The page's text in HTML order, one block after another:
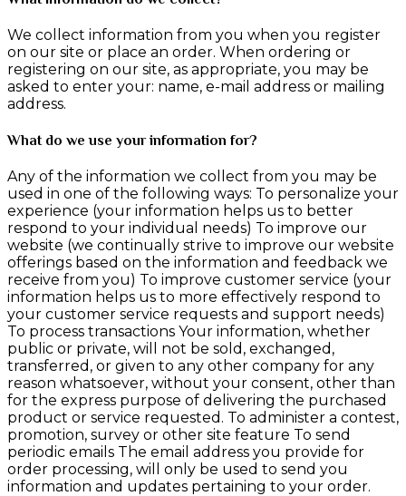
We collect information from you when you register
on our site or place an order. When ordering or
registering on our site, as appropriate, you may be
asked to enter your: name, e-mail address or mailing
address.
What do we use your information for?
Any of the information we collect from you may be
used in one of the following ways: To personalize your
experience (your information helps us to better
respond to your individual needs) To improve our
website (we continually strive to improve our website
offerings based on the information and feedback we
receive from you) To improve customer service (your
information helps us to more effectively respond to
your customer service requests and support needs)
To process transactions Your information, whether
public or private, will not be sold, exchanged,
transferred, or given to any other company for any
reason whatsoever, without your consent, other than
for the express purpose of delivering the purchased
product or service requested. To administer a contest,
promotion, survey or other site feature To send
periodic emails The email address you provide for
order processing, will only be used to send you
information and updates pertaining to your order.